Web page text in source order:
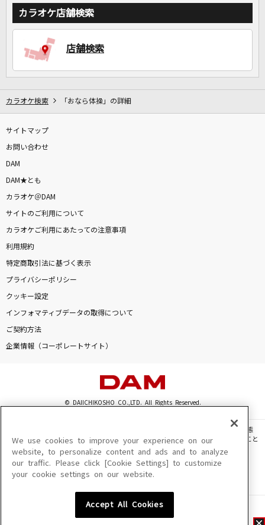
カラオケ店舗検索
店舗検索
カラオケ検索 「おなら体操」の詳細
サイトマップ
お問い合わせ
DAM
DAM★とも
カラオケ＠DAM
サイトのご利用について
カラオケご利用にあたっての注意事項
利用規約
特定商取引法に基づく表示
プライバシーポリシー
クッキー設定
インフォマティブデータの取得について
ご契約方法
企業情報（コーポレートサイト）
© DAIICHIKOSHO CO.,LTD. All Rights Reserved.
このサイトに掲載されている一切の文章・画像・写真・動画・音声等を、手段や形態
を問わず、著作権法の定める範囲を超えて無断で複製、転載、ファイル化などすること
を禁じます。
楽曲及びコンテンツは、機種によりご利用いただけない場合があります。
楽曲及びコンテンツの配信日、配信内容が変更になる場合があります。
We use cookies to improve your experience on our
website, to personalize content and ads and to analyze
our traffic. Please click [Cookie Settings] to customize
your cookie settings on our website.
Accept All Cookies